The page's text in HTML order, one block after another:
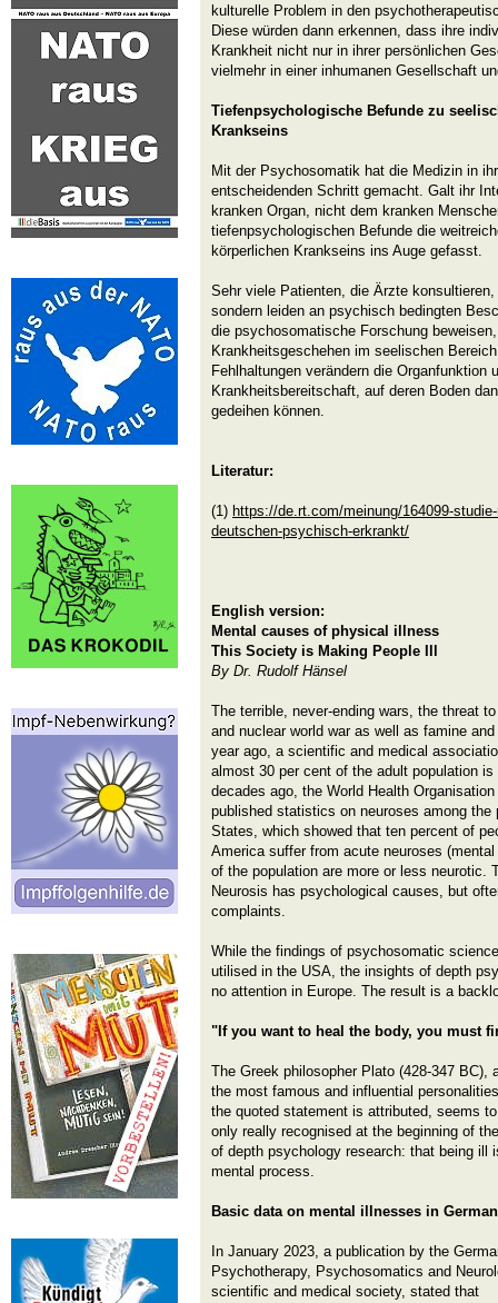
kulturelle Problem in den
Diese würden dann erkennen, dass ihre
Krankheit nicht nur in ihrer persönlichen
vielmehr in einer inhumanen Gesellschaft
Tiefenpsychologische Befunde zu
Krankseins
Mit der Psychosomatik hat die Medizin in
entscheidenden Schritt gemacht. Galt ihr
kranken Organ, nicht dem kranken
tiefenpsychologischen Befunde die
körperlichen Krankseins ins Auge gefasst.
Sehr viele Patienten, die Ärzte
sondern leiden an psychisch bedingten
die psychosomatische Forschung
Krankheitsgeschehen im seelischen
Fehlhaltungen verändern die Organfunktion
Krankheitsbereitschaft, auf deren Boden
gedeihen können.
Literatur:
(1) https://de.rt.com/meinung/164099-
deutschen-psychisch-erkrankt/
English version:
Mental causes of physical illness
This Society is Making People Ill
By Dr. Rudolf Hänsel
The terrible, never-ending wars, the threat
and nuclear world war as well as famine
year ago, a scientific and medical
almost 30 per cent of the adult population
decades ago, the World Health
published statistics on neuroses among the
States, which showed that ten percent of
America suffer from acute neuroses
of the population are more or less neurotic.
Neurosis has psychological causes, but
complaints.
While the findings of psychosomatic
utilised in the USA, the insights of depth
no attention in Europe. The result is a
"If you want to heal the body, you must
The Greek philosopher Plato (428-347 BC),
the most famous and influential
the quoted statement is attributed, seems
only really recognised at the beginning of
of depth psychology research: that being ill
mental process.
Basic data on mental illnesses in
In January 2023, a publication by the
Psychotherapy, Psychosomatics and
scientific and medical society, stated that